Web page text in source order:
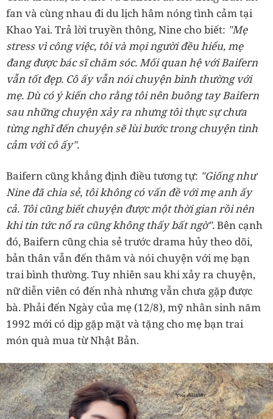
fan và cùng nhau đi du lịch hâm nóng tình cảm tại
Khao Yai. Trả lời truyền thông, Nine cho biết: "Mẹ
stress vì công việc, tôi và mọi người đều hiểu, mẹ
đang được bác sĩ chăm sóc. Mối quan hệ với Baifern
vẫn tốt đẹp. Cô ấy vẫn nói chuyện bình thường với
mẹ. Dù có ý kiến cho rằng tôi nên buông tay Baifern
sau những chuyện xảy ra nhưng tôi thực sự chưa
từng nghĩ đến chuyện sẽ lùi bước trong chuyện tình
cảm với cô ấy".
Baifern cũng khẳng định điều tương tự: "Giống như
Nine đã chia sẻ, tôi không có vấn đề với mẹ anh ấy
cả. Tôi cũng biết chuyện được một thời gian rồi nên
khi tin tức nổ ra cũng không thấy bất ngờ".Bên cạnh
đó, Baifern cũng chia sẻ trước drama hủy theo dõi,
bản thân vẫn đến thăm và nói chuyện với mẹ bạn
trai bình thường. Tuy nhiên sau khi xảy ra chuyện,
nữ diễn viên có đến nhà nhưng vẫn chưa gặp được
bà. Phải đến Ngày của mẹ (12/8), mỹ nhân sinh năm
1992 mới có dịp gặp mặt và tặng cho mẹ bạn trai
món quà mua từ Nhật Bản.